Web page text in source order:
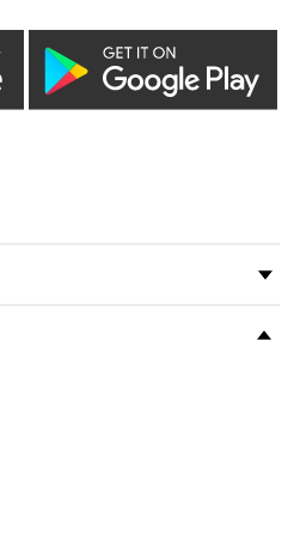
Зазим’є